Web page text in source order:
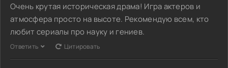
Очень крутая историческая драма! Игра актеров и
атмосфера просто на высоте. Рекомендую всем, кто
любит сериалы про науку и гениев.
Ответить Цитировать